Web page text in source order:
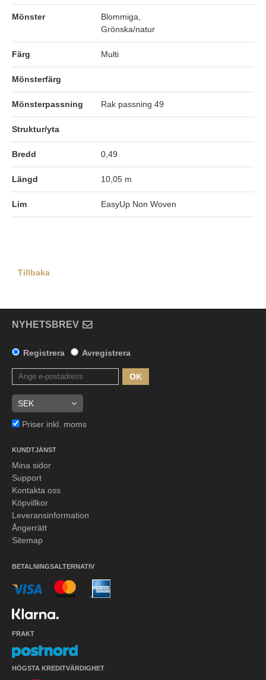
Mönster
Blommiga,
Grönska/natur
Färg Multi
Mönsterfärg
Mönsterpassning Rak passning 49
Struktur/yta
Bredd 0,49
Längd 10,05 m
Lim EasyUp Non Woven
Tillbaka
NYHETSBREV
Registrera Avregistrera
OK
Priser inkl. moms
KUNDTJÄNST
Mina sidor
Support
Kontakta oss
Köpvillkor
Leveransinformation
Ångerrätt
Sitemap
BETALNINGSALTERNATIV
FRAKT
HÖGSTA KREDITVÄRDIGHET